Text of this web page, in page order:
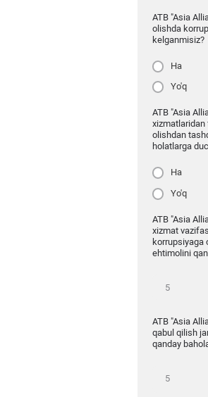
ATB "Asia
olishda
kelganmisiz?
Ha
Yo'q
ATB "Asia
olishdan
holatlarga
Ha
Yo'q
ATB "Asia
xizmat
korrupsiyaga
ehtimolini
ATB "Asia
qabul qilish
qanday